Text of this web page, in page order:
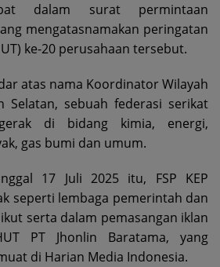
dalam surat permintaan
mengatasnamakan peringatan
ke-20 perusahaan tersebut.
atas nama Koordinator Wilayah
Selatan, sebuah federasi serikat
di bidang kimia, energi,
gas bumi dan umum.
17 Juli 2025 itu, FSP KEP
seperti lembaga pemerintah dan
serta dalam pemasangan iklan
PT Jhonlin Baratama, yang
di Harian Media Indonesia.